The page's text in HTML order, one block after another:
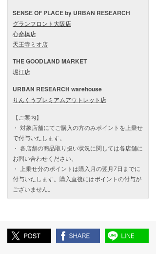
SENSE OF PLACE by URBAN RESEARCH
グランフロント大阪店
心斎橋店
天王寺ミオ店
THE GOODLAND MARKET
堀江店
URBAN RESEARCH warehouse
りんくうプレミアムアウトレット店
【ご案内】
・ 対象店舗にてご購入の方のみポイントを上乗せ
で付与いたします。
・ 各店舗の商品取り扱い状況に関しては各店舗に
お問い合わせください。
・ 上乗せ分のポイントは購入月の翌月7日までに
付与いたします。購入直後にはポイントの付与が
ございません。